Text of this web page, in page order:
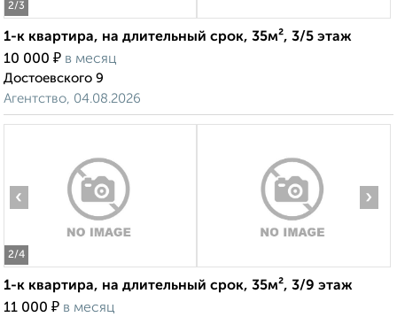
2/3
1-к квартира, на длительный срок, 35м², 3/5 этаж
10 000 ₽ в месяц
Достоевского 9
Агентство, 04.08.2026
2/4
‹ ›
1-к квартира, на длительный срок, 35м², 3/9 этаж
11 000 ₽ в месяц